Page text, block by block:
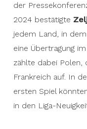
der
2024 bestätigte
jedem Land, in
eine Übertragung
zählte dabei Polen,
Frankreich auf. In
ersten Spiel
in den Liga-